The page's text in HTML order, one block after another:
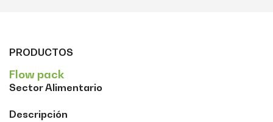
PRODUCTOS
Flow pack
Sector Alimentario
Descripción